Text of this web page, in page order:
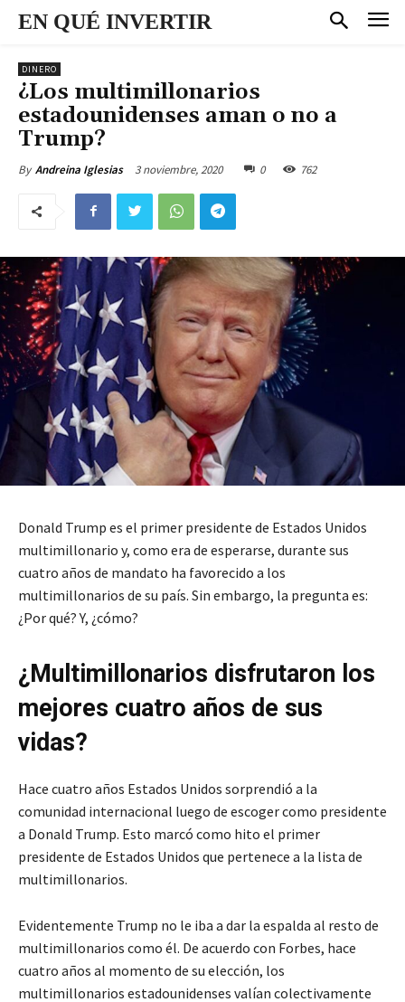
EN QUÉ INVERTIR
DINERO
¿Los multimillonarios
estadounidenses aman o no a
Trump?
By Andreina Iglesias 3 noviembre, 2020 0 762
Donald Trump es el primer presidente de Estados Unidos
multimillonario y, como era de esperarse, durante sus
cuatro años de mandato ha favorecido a los
multimillonarios de su país. Sin embargo, la pregunta es:
¿Por qué? Y, ¿cómo?
¿Multimillonarios disfrutaron los
mejores cuatro años de sus
vidas?
Hace cuatro años Estados Unidos sorprendió a la
comunidad internacional luego de escoger como presidente
a Donald Trump. Esto marcó como hito el primer
presidente de Estados Unidos que pertenece a la lista de
multimillonarios.
Evidentemente Trump no le iba a dar la espalda al resto de
multimillonarios como él. De acuerdo con Forbes, hace
cuatro años al momento de su elección, los
multimillonarios estadounidenses valían colectivamente